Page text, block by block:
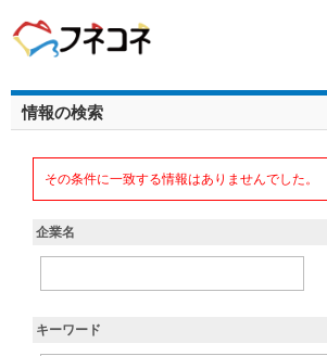
情報の検索
その条件に一致する情報はありませんでした。
企業名
キーワード